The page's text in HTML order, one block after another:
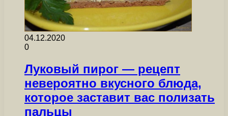
04.12.2020
0
Луковый пирог — рецепт
невероятно вкусного блюда,
которое заставит вас полизать
пальцы